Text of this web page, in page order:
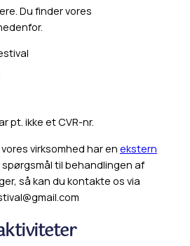
Du finder vores
pt. ikke et CVR-nr.
virksomhed har en ekstern
spørgsmål til behandlingen af
så kan du kontakte os via